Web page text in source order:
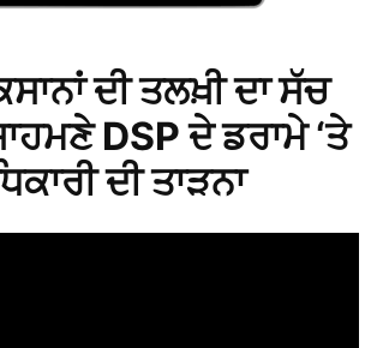
ਦੀ ਤਲਖ਼ੀ ਦਾ ਸੱਚ
DSP ਦੇ ਡਰਾਮੇ ‘ਤੇ
ਦੀ ਤਾੜਨਾ